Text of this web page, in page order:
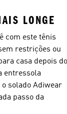
LONGE
com este tênis
restrições ou
casa depois do
entressola
solado Adiwear
passo da